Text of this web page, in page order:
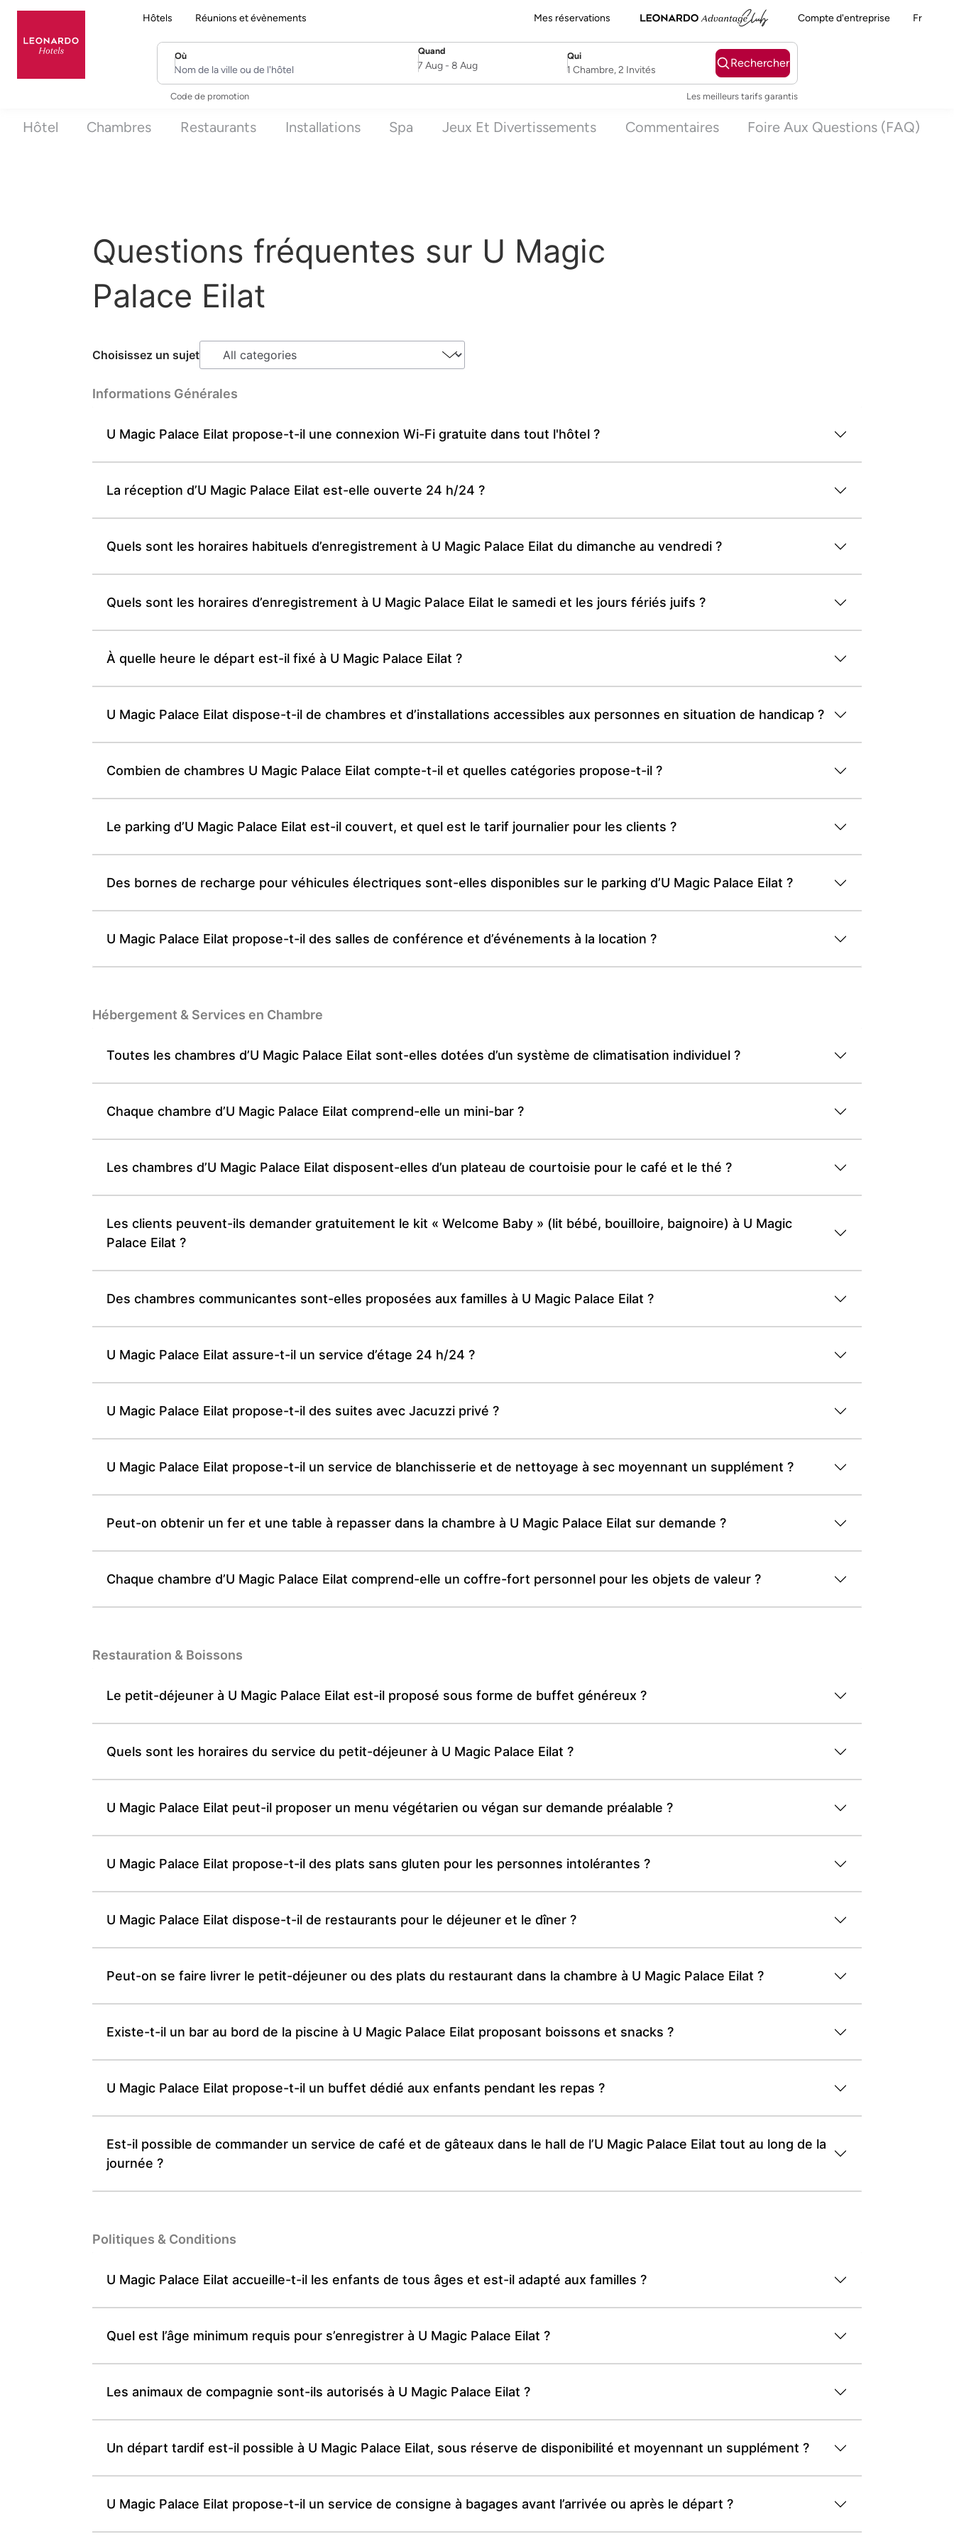
Hôtels Réunions et évènements Mes réservations Compte d'entreprise Fr
Où
Nom de la ville ou de l'hôtel
Quand
SelectDate
7 Aug- 8 Aug
Qui
Username
1 Chambre, 2 Invités
Rechercher
Code de promotion Les meilleurs tarifs garantis
Hôtel Chambres Restaurants Installations Spa Jeux Et Divertissements Commentaires Foire Aux Questions (FAQ)
Questions fréquentes sur U Magic
Palace Eilat
Choisissez un sujet
Informations Générales
U Magic Palace Eilat propose-t-il une connexion Wi-Fi gratuite dans tout l'hôtel ?
La réception d’U Magic Palace Eilat est-elle ouverte 24 h/24 ?
Quels sont les horaires habituels d’enregistrement à U Magic Palace Eilat du dimanche au vendredi ?
Quels sont les horaires d’enregistrement à U Magic Palace Eilat le samedi et les jours fériés juifs ?
À quelle heure le départ est-il fixé à U Magic Palace Eilat ?
U Magic Palace Eilat dispose-t-il de chambres et d’installations accessibles aux personnes en situation de handicap ?
Combien de chambres U Magic Palace Eilat compte-t-il et quelles catégories propose-t-il ?
Le parking d’U Magic Palace Eilat est-il couvert, et quel est le tarif journalier pour les clients ?
Des bornes de recharge pour véhicules électriques sont-elles disponibles sur le parking d’U Magic Palace Eilat ?
U Magic Palace Eilat propose-t-il des salles de conférence et d’événements à la location ?
Hébergement & Services en Chambre
Toutes les chambres d’U Magic Palace Eilat sont-elles dotées d’un système de climatisation individuel ?
Chaque chambre d’U Magic Palace Eilat comprend-elle un mini-bar ?
Les chambres d’U Magic Palace Eilat disposent-elles d’un plateau de courtoisie pour le café et le thé ?
Les clients peuvent-ils demander gratuitement le kit « Welcome Baby » (lit bébé, bouilloire, baignoire) à U Magic
Palace Eilat ?
Des chambres communicantes sont-elles proposées aux familles à U Magic Palace Eilat ?
U Magic Palace Eilat assure-t-il un service d’étage 24 h/24 ?
U Magic Palace Eilat propose-t-il des suites avec Jacuzzi privé ?
U Magic Palace Eilat propose-t-il un service de blanchisserie et de nettoyage à sec moyennant un supplément ?
Peut-on obtenir un fer et une table à repasser dans la chambre à U Magic Palace Eilat sur demande ?
Chaque chambre d’U Magic Palace Eilat comprend-elle un coffre-fort personnel pour les objets de valeur ?
Restauration & Boissons
Le petit-déjeuner à U Magic Palace Eilat est-il proposé sous forme de buffet généreux ?
Quels sont les horaires du service du petit-déjeuner à U Magic Palace Eilat ?
U Magic Palace Eilat peut-il proposer un menu végétarien ou végan sur demande préalable ?
U Magic Palace Eilat propose-t-il des plats sans gluten pour les personnes intolérantes ?
U Magic Palace Eilat dispose-t-il de restaurants pour le déjeuner et le dîner ?
Peut-on se faire livrer le petit-déjeuner ou des plats du restaurant dans la chambre à U Magic Palace Eilat ?
Existe-t-il un bar au bord de la piscine à U Magic Palace Eilat proposant boissons et snacks ?
U Magic Palace Eilat propose-t-il un buffet dédié aux enfants pendant les repas ?
Est-il possible de commander un service de café et de gâteaux dans le hall de l’U Magic Palace Eilat tout au long de la
journée ?
Politiques & Conditions
U Magic Palace Eilat accueille-t-il les enfants de tous âges et est-il adapté aux familles ?
Quel est l’âge minimum requis pour s’enregistrer à U Magic Palace Eilat ?
Les animaux de compagnie sont-ils autorisés à U Magic Palace Eilat ?
Un départ tardif est-il possible à U Magic Palace Eilat, sous réserve de disponibilité et moyennant un supplément ?
U Magic Palace Eilat propose-t-il un service de consigne à bagages avant l’arrivée ou après le départ ?